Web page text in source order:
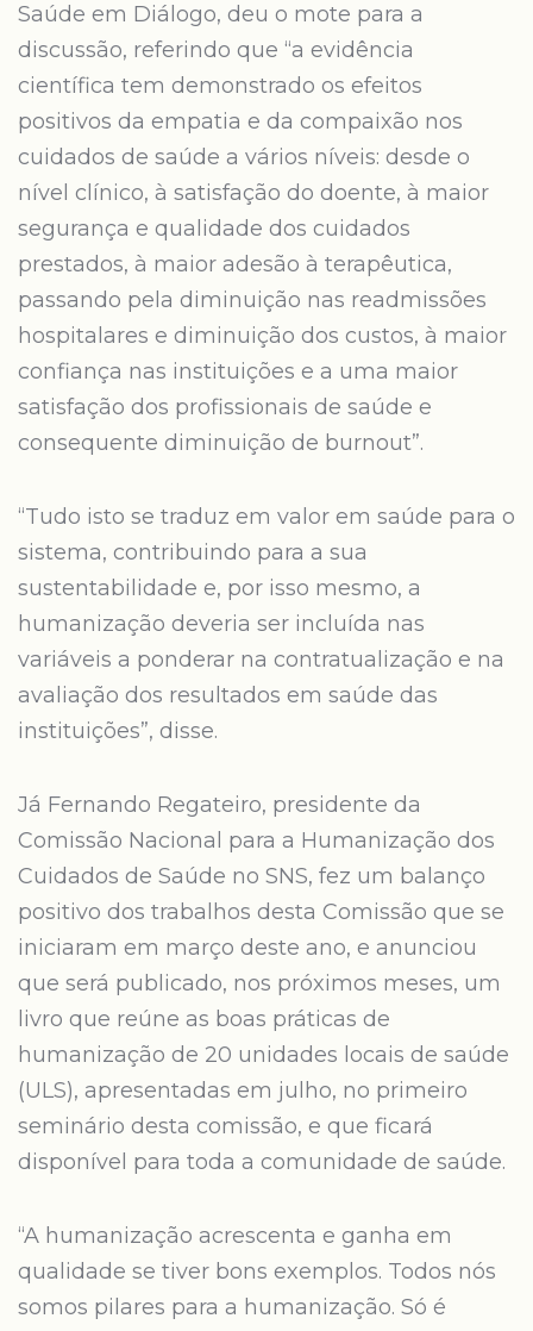
Saúde em Diálogo, deu o mote para a
discussão, referindo que “a evidência
científica tem demonstrado os efeitos
positivos da empatia e da compaixão nos
cuidados de saúde a vários níveis: desde o
nível clínico, à satisfação do doente, à maior
segurança e qualidade dos cuidados
prestados, à maior adesão à terapêutica,
passando pela diminuição nas readmissões
hospitalares e diminuição dos custos, à maior
confiança nas instituições e a uma maior
satisfação dos profissionais de saúde e
consequente diminuição de burnout”.
“Tudo isto se traduz em valor em saúde para o
sistema, contribuindo para a sua
sustentabilidade e, por isso mesmo, a
humanização deveria ser incluída nas
variáveis a ponderar na contratualização e na
avaliação dos resultados em saúde das
instituições”, disse.
Já Fernando Regateiro, presidente da
Comissão Nacional para a Humanização dos
Cuidados de Saúde no SNS, fez um balanço
positivo dos trabalhos desta Comissão que se
iniciaram em março deste ano, e anunciou
que será publicado, nos próximos meses, um
livro que reúne as boas práticas de
humanização de 20 unidades locais de saúde
(ULS), apresentadas em julho, no primeiro
seminário desta comissão, e que ficará
disponível para toda a comunidade de saúde.
“A humanização acrescenta e ganha em
qualidade se tiver bons exemplos. Todos nós
somos pilares para a humanização. Só é